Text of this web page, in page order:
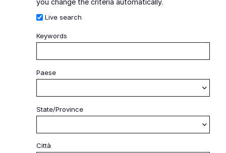
Live search
Keywords
Paese
State/Province
Città